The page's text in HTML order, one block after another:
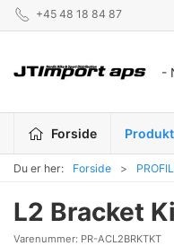
+45 48 18 84 87
-
Forside
Du er her: Forside
L2 Bracket
Varenummer: PR-ACL2BRKTKT